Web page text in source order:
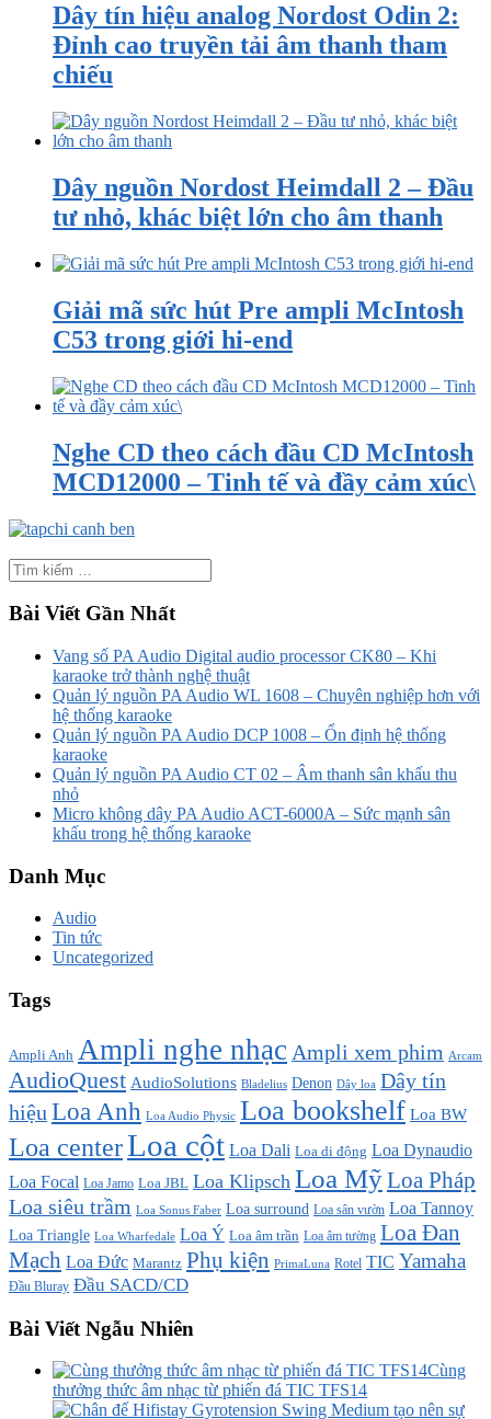
Dây tín hiệu analog Nordost Odin 2:
Đỉnh cao truyền tải âm thanh tham
chiếu
Dây nguồn Nordost Heimdall 2 – Đầu
tư nhỏ, khác biệt lớn cho âm thanh
Giải mã sức hút Pre ampli McIntosh
C53 trong giới hi-end
Nghe CD theo cách đầu CD McIntosh
MCD12000 – Tinh tế và đầy cảm xúc\
Bài Viết Gần Nhất
Vang số PA Audio Digital audio processor CK80 – Khi
karaoke trở thành nghệ thuật
Quản lý nguồn PA Audio WL 1608 – Chuyên nghiệp hơn với
hệ thống karaoke
Quản lý nguồn PA Audio DCP 1008 – Ổn định hệ thống
karaoke
Quản lý nguồn PA Audio CT 02 – Âm thanh sân khấu thu
nhỏ
Micro không dây PA Audio ACT-6000A – Sức mạnh sân
khấu trong hệ thống karaoke
Danh Mục
Audio
Tin tức
Uncategorized
Tags
Ampli Anh Ampli nghe nhạc Ampli xem phim Arcam
AudioQuest AudioSolutions Bladelius Denon Dây loa Dây tín
hiệu Loa Anh Loa Audio Physic Loa bookshelf Loa BW
Loa centerLoa cột Loa Dali Loa di động Loa Dynaudio
Loa Focal Loa Jamo Loa JBL Loa Klipsch Loa MỹLoa Pháp
Loa siêu trầm Loa Sonus Faber Loa surround Loa sân vườn Loa Tannoy
Loa Triangle Loa Wharfedale Loa Ý Loa âm trần Loa âm tường Loa Đan
Mạch Loa Đức Marantz Phụ kiện PrimaLuna Rotel TIC Yamaha
Đầu Bluray Đầu SACD/CD
Bài Viết Ngẫu Nhiên
Cùng
thưởng thức âm nhạc từ phiến đá TIC TFS14